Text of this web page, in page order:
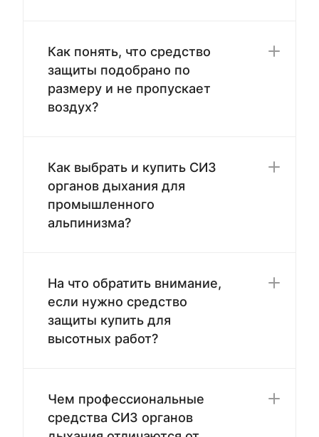
Как понять, что средство
защиты подобрано по
размеру и не пропускает
воздух?
Как выбрать и купить СИЗ
органов дыхания для
промышленного
альпинизма?
На что обратить внимание,
если нужно средство
защиты купить для
высотных работ?
Чем профессиональные
средства СИЗ органов